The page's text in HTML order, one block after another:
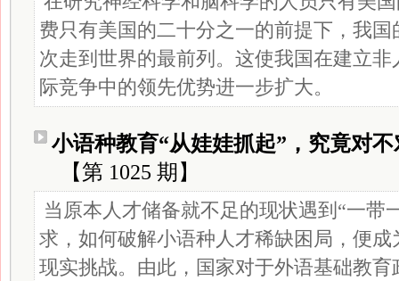
费只有美国的二十分之一的前提下，我
次走到世界的最前列。这使我国在建立
际竞争中的领先优势进一步扩大。
小语种教育“从娃娃抓起”，究竟对不
【第 1025 期】
当原本人才储备就不足的现状遇到“一带
求，如何破解小语种人才稀缺困局，便
现实挑战。由此，国家对于外语基础教